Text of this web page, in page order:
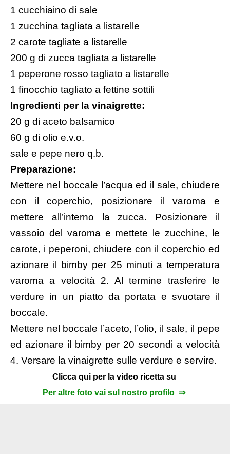
1 cucchiaino di sale
1 zucchina tagliata a listarelle
2 carote tagliate a listarelle
200 g di zucca tagliata a listarelle
1 peperone rosso tagliato a listarelle
1 finocchio tagliato a fettine sottili
Ingredienti per la vinaigrette:
20 g di aceto balsamico
60 g di olio e.v.o.
sale e pepe nero q.b.
Preparazione:
Mettere nel boccale l’acqua ed il sale, chiudere
con il coperchio, posizionare il varoma e
mettere all’interno la zucca. Posizionare il
vassoio del varoma e mettete le zucchine, le
carote, i peperoni, chiudere con il coperchio ed
azionare il bimby per 25 minuti a temperatura
varoma a velocità 2. Al termine trasferire le
verdure in un piatto da portata e svuotare il
boccale.
Mettere nel boccale l’aceto, l’olio, il sale, il pepe
ed azionare il bimby per 20 secondi a velocità
4. Versare la vinaigrette sulle verdure e servire.
Clicca qui per la video ricetta su
Per altre foto vai sul nostro profilo ⇒